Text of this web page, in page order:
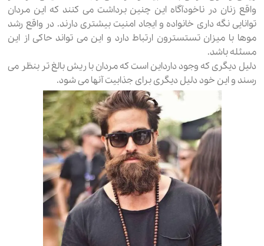
واقع زنان در ناخودآگاه این چنین برداشت می کنند که این مردان
توانایی نگه داری خانواده و ایجاد امنیت بیشتری دارند. در واقع رشد
موها با میزان تستسترون ارتباط دارد و این می تواند حاکی از این
مسئله باشد.
دلیل دیگری که وجود دارداین است که مردان با ریش بالغ تر بنظر می
رسند و این خود دلیل دیگری برای جذابیت آنها می شود.